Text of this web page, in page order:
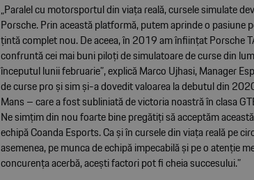
„Paralel cu motorsportul din viața reală, cursele simulate
Porsche. Prin această platformă, putem aprinde o
țintă complet nou. De aceea, în 2019 am înființat Porsche
confruntă cei mai buni piloți de simulatoare de curse din
începutul lunii februarie”, explică Marco Ujhasi, Manager
de curse pro și sim și-a dovedit valoarea la debutul din
Mans – care a fost subliniată de victoria noastră în clasa
Ne simțim din nou foarte bine pregătiți să acceptăm
echipă Coanda Esports. Ca și în cursele din viața reală pe
asemenea, pe munca de echipă impecabilă și pe o atenție
concurența acerbă, acești factori pot fi cheia succesului.”